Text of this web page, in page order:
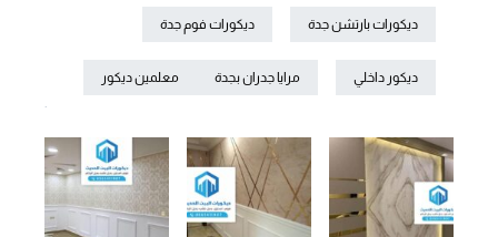
ديكورات بارتشن جدة ديكورات فوم جدة
ديكور داخلي مرايا جدران بجدة
معلمين ديكور
.